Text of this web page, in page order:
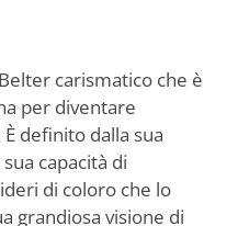
carismatico che è
per diventare
definito dalla sua
capacità di
di coloro che lo
grandiosa visione di